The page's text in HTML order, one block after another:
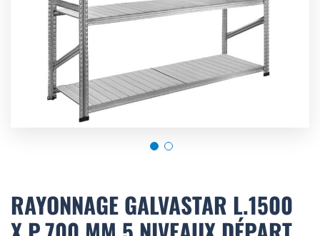
to
the
beginning
RAYONNAGE GALVASTAR L.1500